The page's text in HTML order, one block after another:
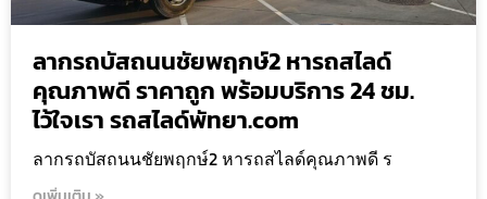
ลากรถบัสถนนชัยพฤกษ์2 หารถสไลด์
คุณภาพดี ราคาถูก พร้อมบริการ 24 ชม.
ไว้ใจเรา รถสไลด์พัทยา.com
ลากรถบัสถนนชัยพฤกษ์2 หารถสไลด์คุณภาพดี ร